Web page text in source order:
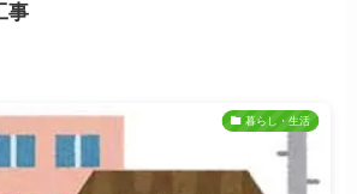
事
暮らし・生活